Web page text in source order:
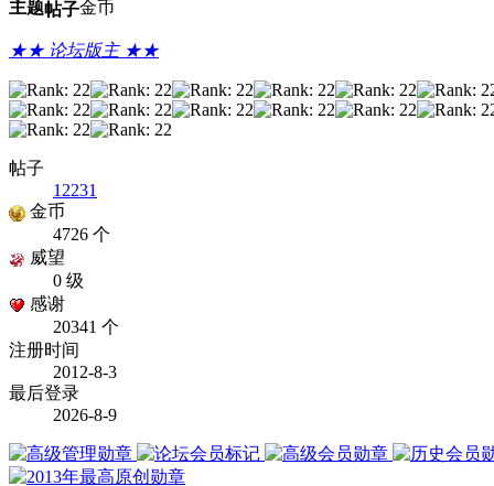
主题帖子金币
★★ 论坛版主 ★★
帖子
12231
金币
4726 个
威望
0 级
感谢
20341 个
注册时间
2012-8-3
最后登录
2026-8-9